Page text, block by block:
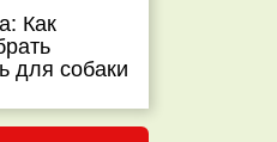
Как
для собаки